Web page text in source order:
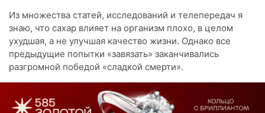
Из множества статей, исследований и телепередач я
знаю, что сахар влияет на организм плохо, в целом
ухудшая, а не улучшая качество жизни. Однако все
предыдущие попытки «завязать» заканчивались
разгромной победой «сладкой смерти».